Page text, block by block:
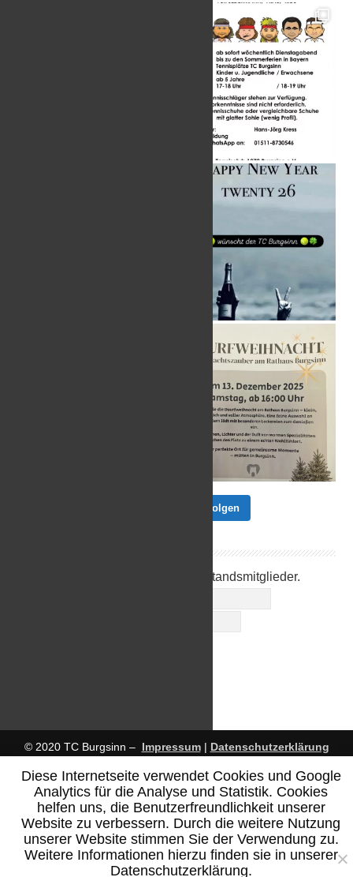
Auf Instagram folgen
Anmeldung ausschließlich für Vorstandsmitglieder.
© 2020 TC Burgsinn – Impressum| Datenschutzerklärung
Diese Internetseite verwendet Cookies und Google
Analytics für die Analyse und Statistik. Cookies
helfen uns, die Benutzerfreundlichkeit unserer
Website zu verbessern. Durch die weitere Nutzung
unserer Website stimmen Sie der Verwendung zu.
Weitere Informationen hierzu finden sie in unserer
Datenschutzerklärung.